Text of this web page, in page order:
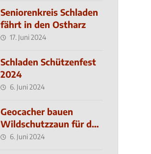
Seniorenkreis Schladen
fährt in den Ostharz
17. Juni 2024
Schladen Schützenfest
2024
6. Juni 2024
Geocacher bauen
Wildschutzzaun für den
MachMit! Wald
6. Juni 2024